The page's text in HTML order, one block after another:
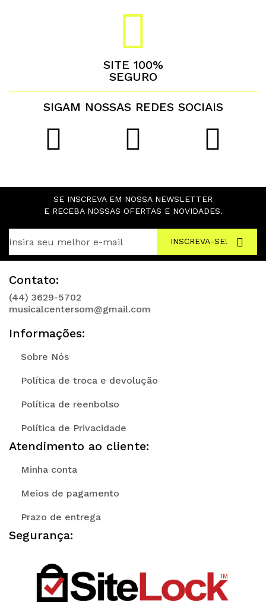
SITE 100%
SEGURO
SIGAM NOSSAS REDES SOCIAIS
SE INSCREVA EM NOSSA NEWSLETTER
E RECEBA NOSSAS OFERTAS E NOVIDADES.
INSCREVA-SE!
Contato:
(44) 3629-5702
musicalcentersom@gmail.com
Informações:
Sobre Nós
Política de troca e devolução
Política de reenbolso
Política de Privacidade
Atendimento ao cliente:
Minha conta
Meios de pagamento
Prazo de entrega
Segurança: